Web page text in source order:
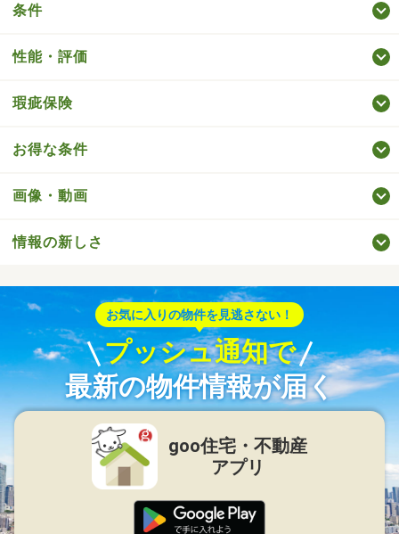
条件
性能・評価
瑕疵保険
お得な条件
画像・動画
情報の新しさ
お気に入りの物件を見逃さない！
プッシュ通知で
最新の物件情報が届く
goo住宅・不動産
アプリ